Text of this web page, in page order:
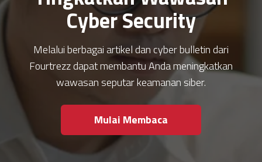
Cyber Security
Melalui berbagai artikel dan cyber bulletin dari
Fourtrezz dapat membantu Anda meningkatkan
wawasan seputar keamanan siber.
Mulai Membaca